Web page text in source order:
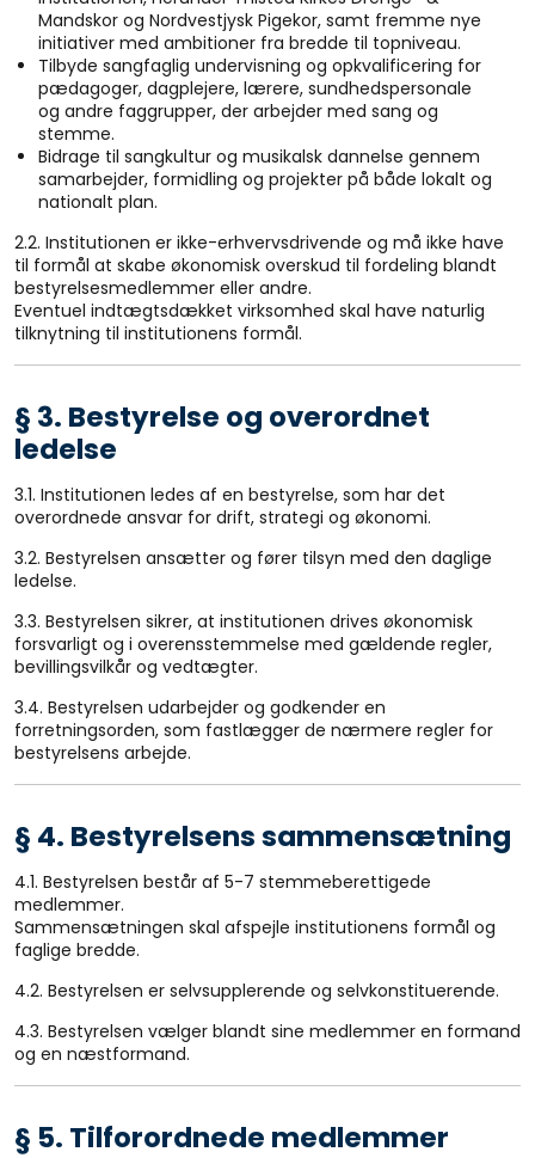
Mandskor og Nordvestjysk Pigekor, samt fremme nye
initiativer med ambitioner fra bredde til topniveau.
Tilbyde sangfaglig undervisning og opkvalificering for
pædagoger, dagplejere, lærere, sundhedspersonale
og andre faggrupper, der arbejder med sang og
stemme.
Bidrage til sangkultur og musikalsk dannelse gennem
samarbejder, formidling og projekter på både lokalt og
nationalt plan.
2.2. Institutionen er ikke-erhvervsdrivende og må ikke have
til formål at skabe økonomisk overskud til fordeling blandt
bestyrelsesmedlemmer eller andre.
Eventuel indtægtsdækket virksomhed skal have naturlig
tilknytning til institutionens formål.
§ 3. Bestyrelse og overordnet
ledelse
3.1. Institutionen ledes af en bestyrelse, som har det
overordnede ansvar for drift, strategi og økonomi.
3.2. Bestyrelsen ansætter og fører tilsyn med den daglige
ledelse.
3.3. Bestyrelsen sikrer, at institutionen drives økonomisk
forsvarligt og i overensstemmelse med gældende regler,
bevillingsvilkår og vedtægter.
3.4. Bestyrelsen udarbejder og godkender en
forretningsorden, som fastlægger de nærmere regler for
bestyrelsens arbejde.
§ 4. Bestyrelsens sammensætning
4.1. Bestyrelsen består af 5-7 stemmeberettigede
medlemmer.
Sammensætningen skal afspejle institutionens formål og
faglige bredde.
4.2. Bestyrelsen er selvsupplerende og selvkonstituerende.
4.3. Bestyrelsen vælger blandt sine medlemmer en formand
og en næstformand.
§ 5. Tilforordnede medlemmer